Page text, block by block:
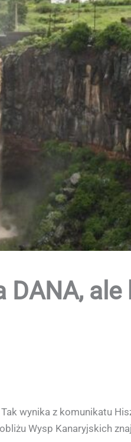
wynika z komunikatu
Wysp Kanaryjskich